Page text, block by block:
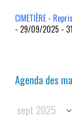
CIMETIÈRE -
- 29/09/2025 -
Agenda des